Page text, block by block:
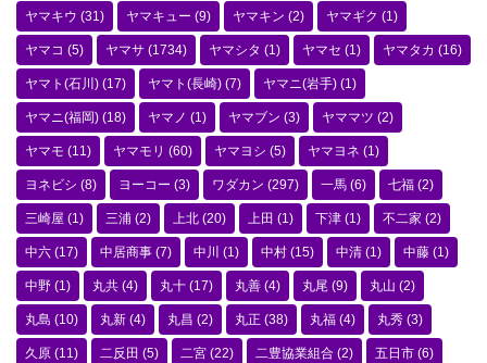
ヤマキウ (31) ヤマキュー (9) ヤマキン (2) ヤマギク (1)
ヤマコ (5) ヤマサ (1734) ヤマシタ (1) ヤマセ (1) ヤマタカ (16)
ヤマト(石川) (17) ヤマト(長崎) (7) ヤマニ(岩手) (1)
ヤマニ(福岡) (18) ヤマノ (1) ヤマブン (3) ヤママツ (2)
ヤマモ (11) ヤマモリ (60) ヤマヨシ (5) ヤマヨネ (1)
ヨネビシ (8) ヨーコー (3) ワダカン (297) 一馬 (6) 七福 (2)
三崎屋 (1) 三浦 (2) 上北 (20) 上田 (1) 下津 (1) 不二家 (2)
中六 (17) 中居商事 (7) 中川 (1) 中村 (15) 中清 (1) 中藤 (1)
中野 (1) 丸共 (4) 丸十 (17) 丸善 (4) 丸尾 (9) 丸山 (2)
丸島 (10) 丸新 (4) 丸昌 (2) 丸正 (38) 丸福 (4) 丸秀 (3)
久原 (11) 二反田 (5) 二宮 (22) 二豊協業組合 (2) 五日市 (6)